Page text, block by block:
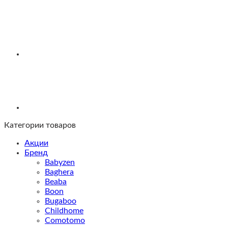
Категории товаров
Акции
Бренд
Babyzen
Baghera
Beaba
Boon
Bugaboo
Childhome
Comotomo